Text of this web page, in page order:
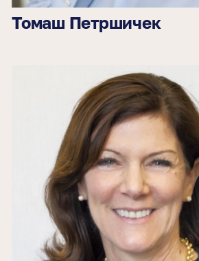
Томаш Петршичек